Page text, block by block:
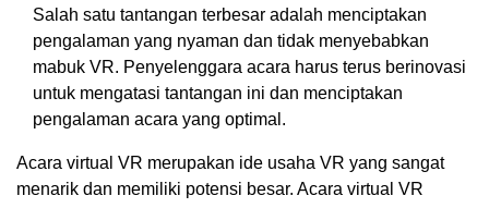
Salah satu tantangan terbesar adalah menciptakan
pengalaman yang nyaman dan tidak menyebabkan
mabuk VR. Penyelenggara acara harus terus berinovasi
untuk mengatasi tantangan ini dan menciptakan
pengalaman acara yang optimal.
Acara virtual VR merupakan ide usaha VR yang sangat
menarik dan memiliki potensi besar. Acara virtual VR